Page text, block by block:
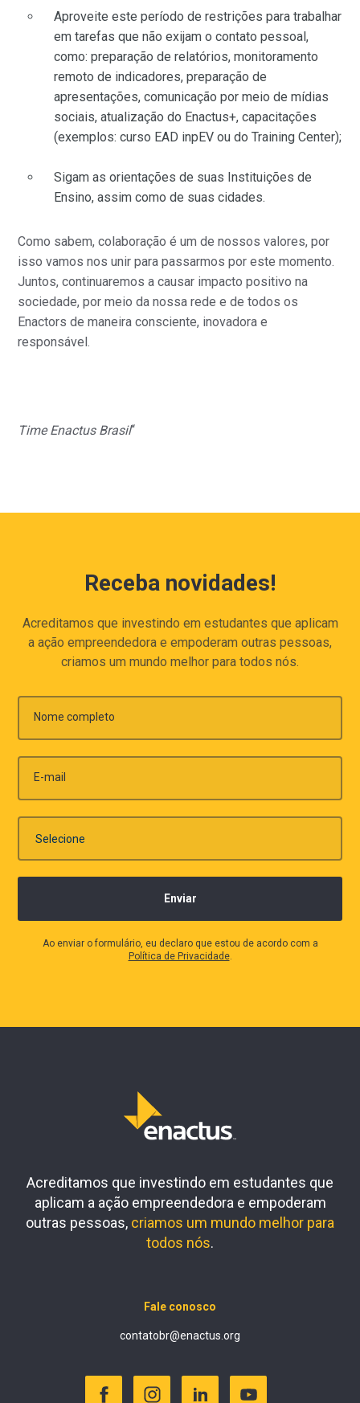
Aproveite este período de restrições para trabalhar
em tarefas que não exijam o contato pessoal,
como: preparação de relatórios, monitoramento
remoto de indicadores, preparação de
apresentações, comunicação por meio de mídias
sociais, atualização do Enactus+, capacitações
(exemplos: curso EAD inpEV ou do Training Center);
Sigam as orientações de suas Instituições de
Ensino, assim como de suas cidades.
Como sabem, colaboração é um de nossos valores, por
isso vamos nos unir para passarmos por este momento.
Juntos, continuaremos a causar impacto positivo na
sociedade, por meio da nossa rede e de todos os
Enactors de maneira consciente, inovadora e
responsável.
Time Enactus Brasil“
Receba novidades!
Acreditamos que investindo em estudantes que aplicam
a ação empreendedora e empoderam outras pessoas,
criamos um mundo melhor para todos nós.
Nome completo
E-mail
Ao enviar o formulário, eu declaro que estou de acordo com a
Política de Privacidade.
Acreditamos que investindo em estudantes que
aplicam a ação empreendedora e empoderam
outras pessoas, criamos um mundo melhor para
todos nós.
Fale conosco
contatobr@enactus.org